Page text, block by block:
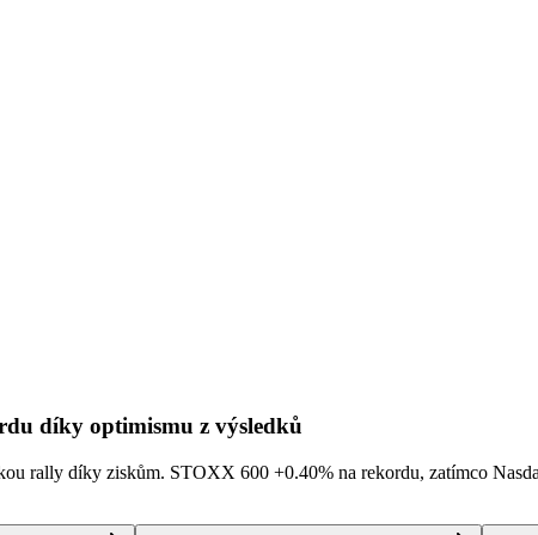
díky optimismu z výsledků
rally díky ziskům. STOXX 600 +0.40% na rekordu, zatímco